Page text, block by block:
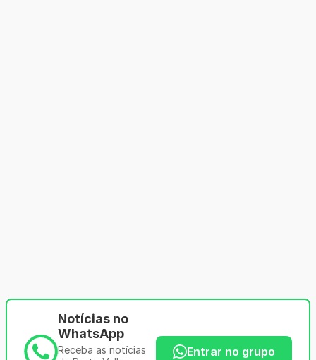
Notícias no
WhatsApp
Receba as notícias
Entrar no grupo